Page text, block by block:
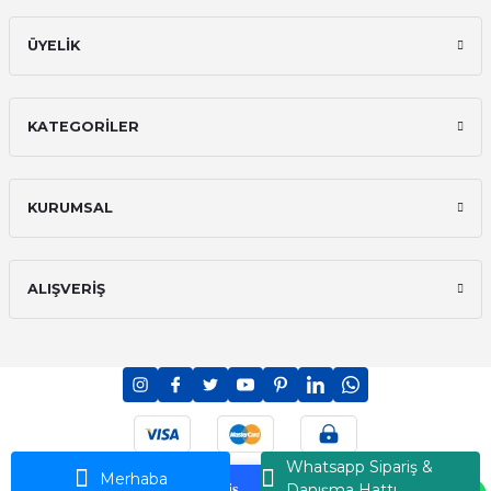
PCI-DSS Ödeme Güvenliği
7/24 Canlı Destek
Merhaba
Whatsapp Sipariş &
ÜYELİK
KATEGORİLER
KURUMSAL
ALIŞVERİŞ
Ransey © 2026 - Tüm Hakları Saklıdır